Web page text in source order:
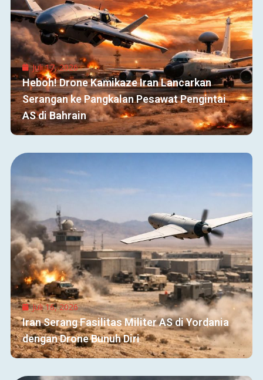
Juli 17, 2026
Heboh! Drone Kamikaze Iran Lancarkan
Serangan ke Pangkalan Pesawat Pengintai
AS di Bahrain
Juli 16, 2026
Iran Serang Fasilitas Militer AS di Yordania
dengan Drone Bunuh Diri